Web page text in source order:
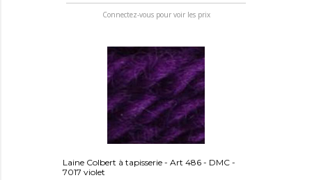
Connectez-vous pour voir les prix
Laine Colbert à tapisserie - Art 486 - DMC -
7017 violet